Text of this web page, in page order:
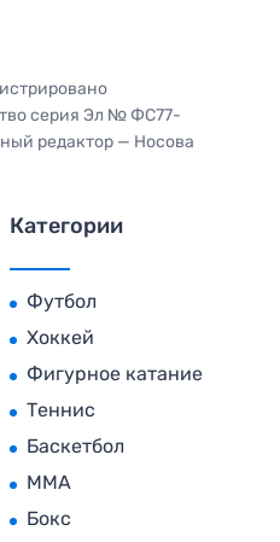
серия Эл № ФС77-
редактор — Носова
Категории
Футбол
Хоккей
Фигурное катание
Теннис
Баскетбол
MMA
Бокс